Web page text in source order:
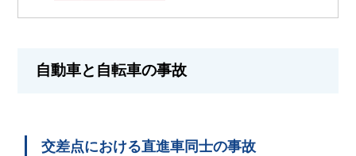
自動車と自転車の事故
交差点における直進車同士の事故